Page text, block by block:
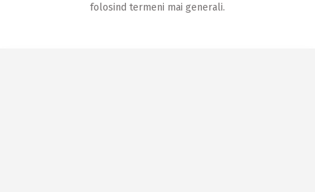
folosind termeni mai generali.